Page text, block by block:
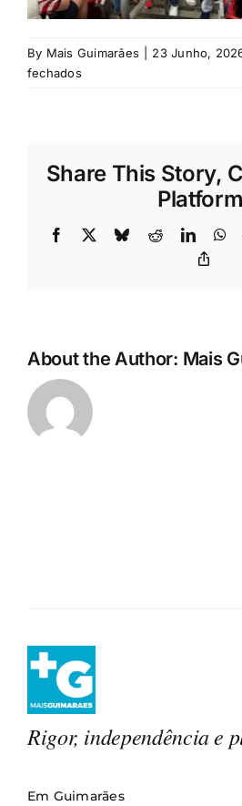
Rubricas
Jornal
Search
By Mais Guimarães 23 Junho,
fechadosem
Share This Story,
Facebook BlueskyReddit
About the Author: Mais
Rigor, independência e
Em Guimarães